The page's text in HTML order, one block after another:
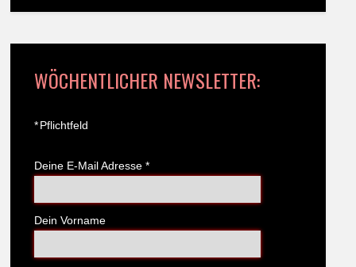
WÖCHENTLICHER NEWSLETTER:
*Pflichtfeld
Deine E-Mail Adresse *
Dein Vorname